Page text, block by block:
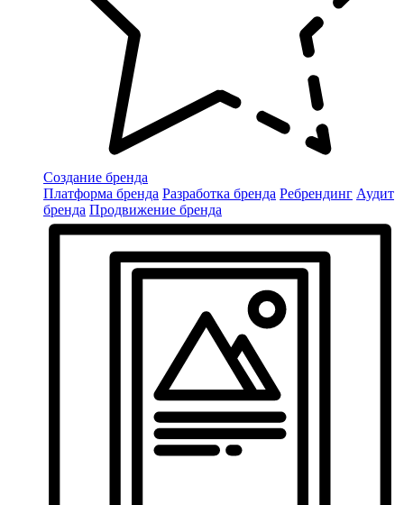
Создание бренда
Платформа бренда Разработка бренда Ребрендинг Аудит
бренда Продвижение бренда